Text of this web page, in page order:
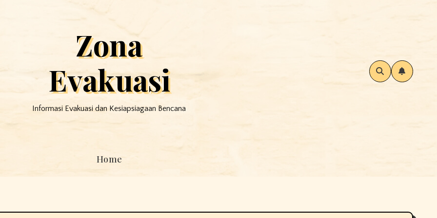
Zona
Evakuasi
Informasi Evakuasi dan Kesiapsiagaan Bencana
Home